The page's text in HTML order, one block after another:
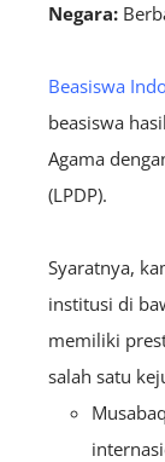
Negara: B
Beasiswa
beasiswa
Agama
(LPDP).
Syaratnya,
institusi di
memiliki
salah satu